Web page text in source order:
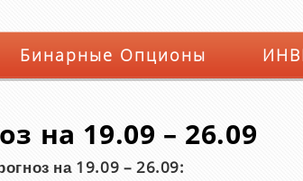
Бинарные Опционы
на 19.09 – 26.09
на 19.09 – 26.09: